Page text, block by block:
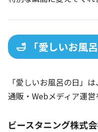
🛁 「愛しいお風
「愛しいお風呂の日」
通販・Webメディア運営
ビースタニング株式